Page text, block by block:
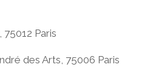
Paris
des Arts, 75006 Paris